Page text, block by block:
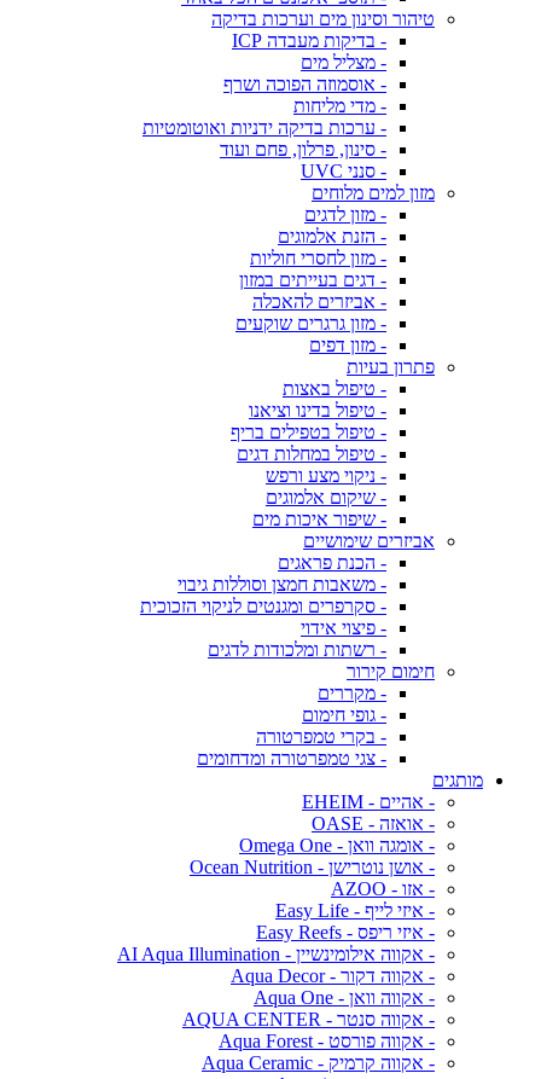
טיהור וסינון מים וערכות בדיקה
- בדיקות מעבדה ICP
- מצליל מים
- אוסמוזה הפוכה ושרף
- מדי מליחות
- ערכות בדיקה ידניות ואוטומטיות
- סינון, פרלון, פחם ועוד
- סנני UVC
מזון למים מלוחים
- מזון לדגים
- הזנת אלמוגים
- מזון לחסרי חוליות
- דגים בעייתים במזון
- אביזרים להאכלה
- מזון גרגרים שוקעים
- מזון דפים
פתרון בעיות
- טיפול באצות
- טיפול בדינו וציאנו
- טיפול בטפילים בריף
- טיפול במחלות דגים
- ניקוי מצע ורפש
- שיקום אלמוגים
- שיפור איכות מים
אביזרים שימושיים
- הכנת פראגים
- משאבות חמצן וסוללות גיבוי
- סקרפרים ומגנטים לניקוי הזכוכית
- פיצוי אידוי
- רשתות ומלכודות לדגים
חימום קירור
- מקררים
- גופי חימום
- בקרי טמפרטורה
- צגי טמפרטורה ומדחומים
מותגים
- אהיים - EHEIM
- אואזה - OASE
- אומגה וואן - Omega One
- אושן נוטרישן - Ocean Nutrition
- אזו - AZOO
- איזי לייף - Easy Life
- איזי ריפס - Easy Reefs
- אקווה אילומינשיין - AI Aqua Illumination
- אקווה דקור - Aqua Decor
- אקווה וואן - Aqua One
- אקווה סנטר - AQUA CENTER
- אקווה פורסט - Aqua Forest
- אקווה קרמיק - Aqua Ceramic